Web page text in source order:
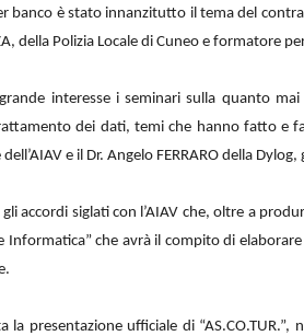
banco è stato innanzitutto il tema del
della Polizia Locale di Cuneo e formatore
interesse i seminari sulla quanto
dei dati, temi che hanno fatto e
e il Dr. Angelo FERRARO della
gli accordi siglati con l’AIAV che, oltre a
Informatica” che avrà il compito di
la presentazione ufficiale di